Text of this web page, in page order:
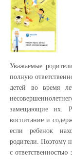
Уважаемые
полную
детей во время
замещающие их.
воспитание и
если ребенок
родители. Поэтому
с